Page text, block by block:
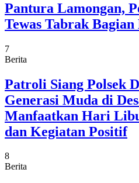
Pantura Lamongan,
Tewas Tabrak Bagian
7
Berita
Patroli Siang Polsek
Generasi Muda di
Manfaatkan Hari
dan Kegiatan Positif
8
Berita